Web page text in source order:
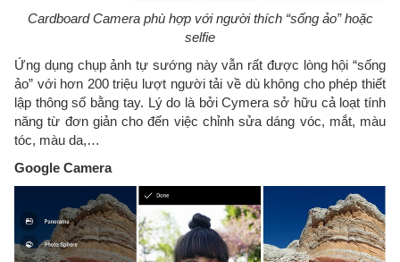
Cardboard Camera phù hợp với người thích “sống ảo” hoặc
selfie
Ứng dụng chụp ảnh tự sướng này vẫn rất được lòng hội “sống
ảo” với hơn 200 triệu lượt người tải về dù không cho phép thiết
lập thông số bằng tay. Lý do là bởi Cymera sở hữu cả loạt tính
năng từ đơn giản cho đến việc chỉnh sửa dáng vóc, mắt, màu
tóc, màu da,…
Google Camera